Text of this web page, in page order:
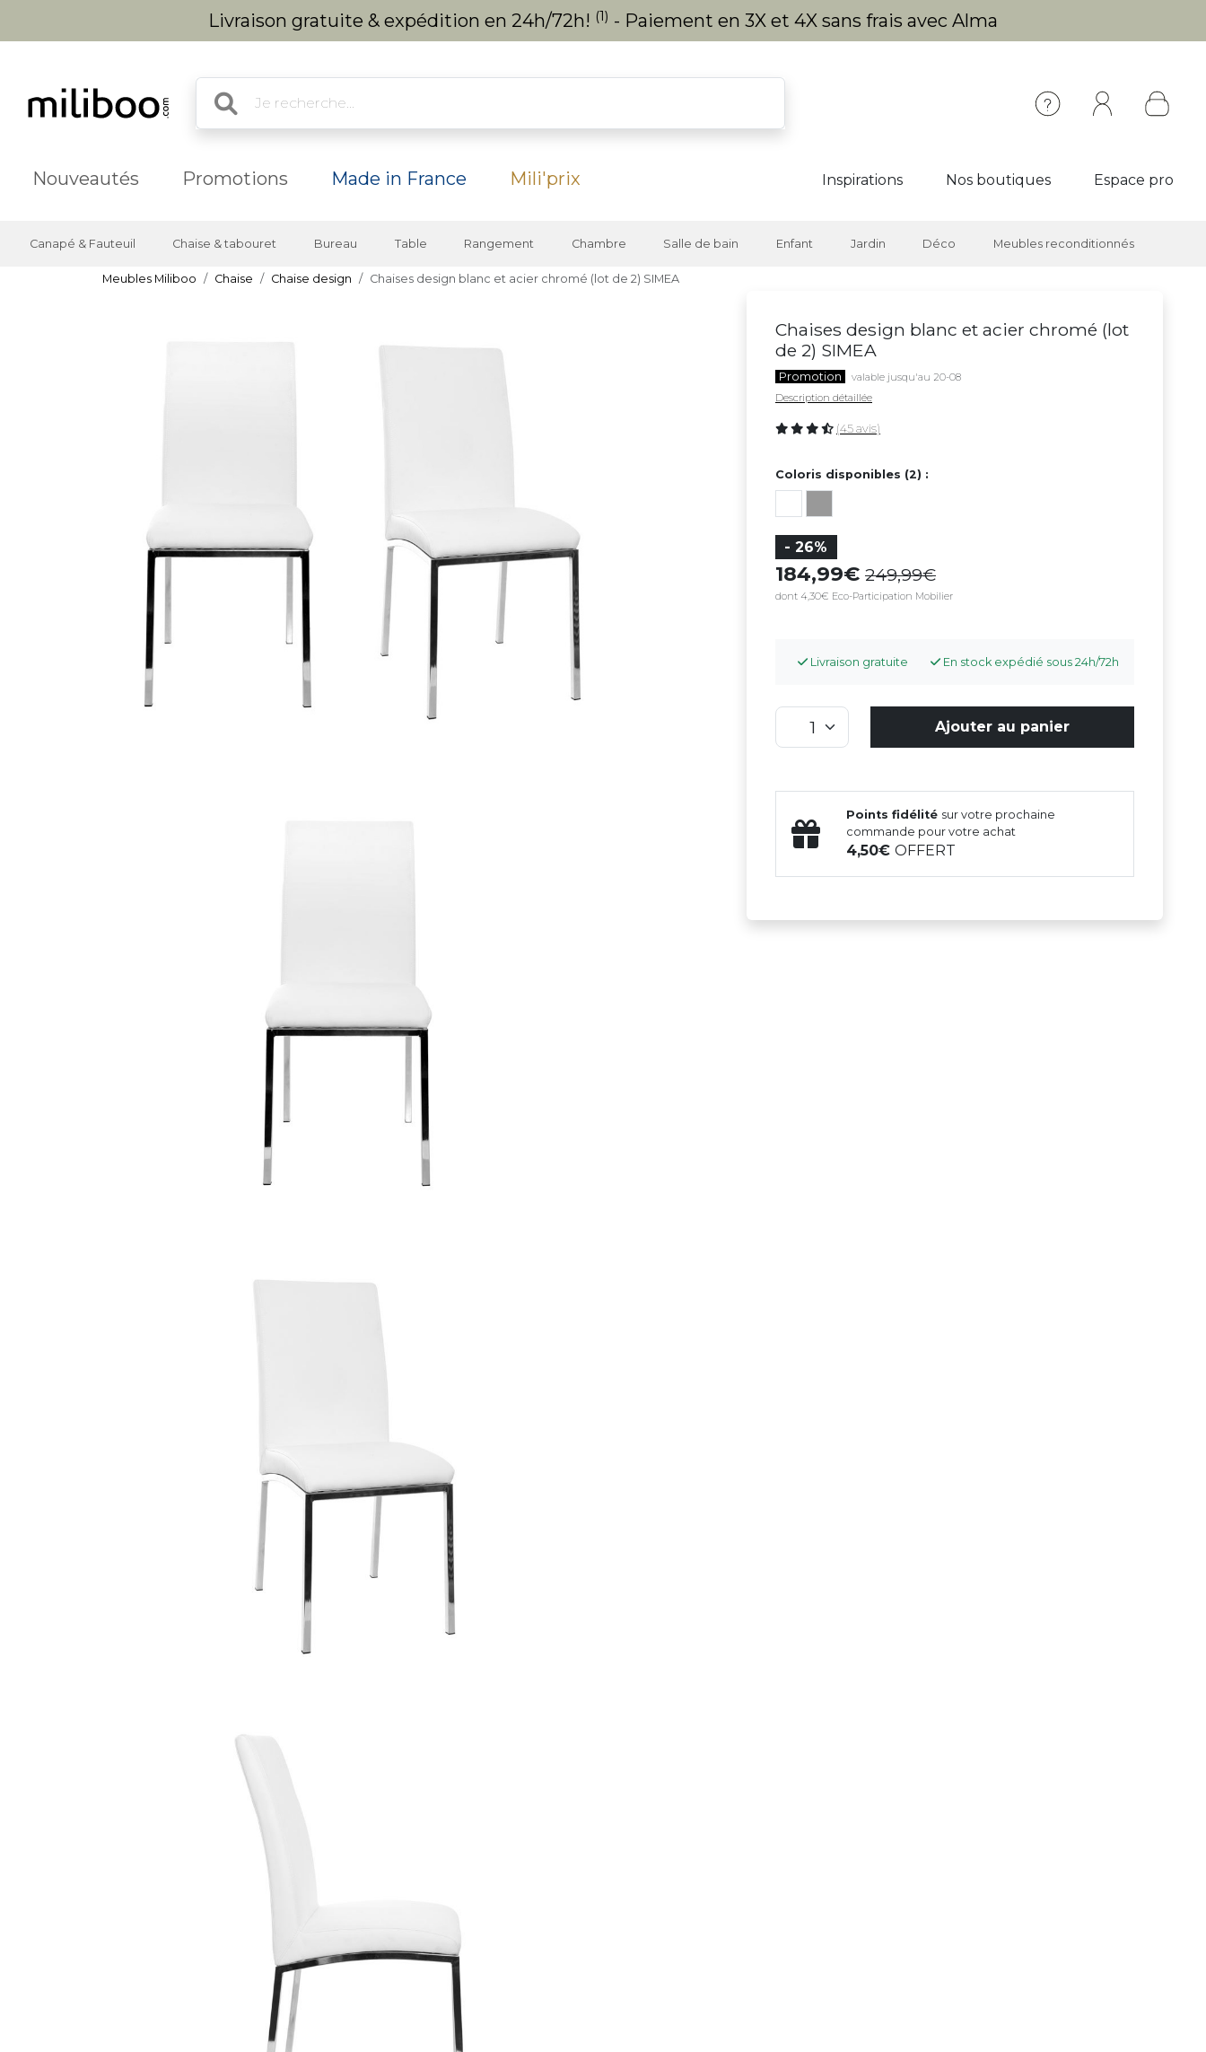
Livraison gratuite & expédition en 24h/72h! (1) - Paiement en 3X et 4X sans frais avec Alma
Nouveautés Promotions Made in France Mili'prix Inspirations Nos boutiques Espace pro
Canapé & Fauteuil Chaise & tabouret Bureau Table Rangement Chambre Salle de bain Enfant Jardin Déco Meubles reconditionnés
Meubles Miliboo Chaise Chaise design Chaises design blanc et acier chromé (lot de 2) SIMEA
Chaises design blanc et acier chromé (lot
de 2) SIMEA
Promotion
valable jusqu'au 20-08
Description détaillée
(45 avis)
Coloris disponibles (2) :
- 26%
184,99 249,99
dont 4,30€ Eco-Participation Mobilier
Livraison gratuite En stock expédié sous 24h/72h
Ajouter au panier
Points fidélité sur votre prochaine
commande pour votre achat
4,50OFFERT